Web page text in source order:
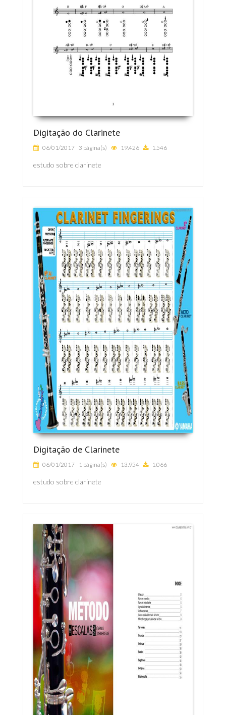
Digitação do Clarinete
06/01/2017 3 página(s) 19.426 1.546
estudo sobre clarinete
Digitação de Clarinete
06/01/2017 1 página(s) 13.954 1.066
estudo sobre clarinete